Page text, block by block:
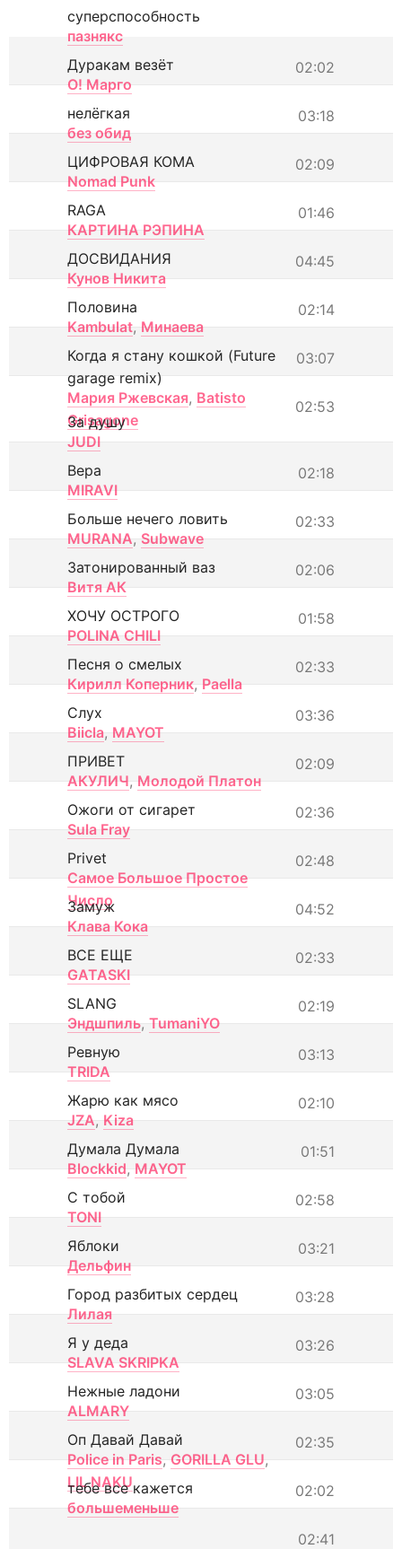
суперспособность
пазнякс
02:02
Дуракам везёт
О! Марго
03:18
нелёгкая
без обид
02:09
ЦИФРОВАЯ КОМА
Nomad Punk
01:46
RAGA
КАРТИНА РЭПИНА
04:45
ДОСВИДАНИЯ
Кунов Никита
02:14
Половина
Kambulat, Минаева
03:07
Когда я стану кошкой (Future
garage remix)
Мария Ржевская, Batisto
Grisagone
02:53
За душу
JUDI
02:18
Вера
MIRAVI
02:33
Больше нечего ловить
MURANA, Subwave
02:06
Затонированный ваз
Витя АК
01:58
ХОЧУ ОСТРОГО
POLINA CHILI
02:33
Песня о смелых
Кирилл Коперник, Paella
03:36
Слух
Biicla, MAYOT
02:09
ПРИВЕТ
АКУЛИЧ, Молодой Платон
02:36
Ожоги от сигарет
Sula Fray
02:48
Privet
Самое Большое Простое
Число
04:52
Замуж
Клава Кока
02:33
ВСЕ ЕЩЕ
GATASKI
02:19
SLANG
Эндшпиль, TumaniYO
03:13
Ревную
TRIDA
02:10
Жарю как мясо
JZA, Kiza
01:51
Думала Думала
Blockkid, MAYOT
02:58
С тобой
TONI
03:21
Яблоки
Дельфин
03:28
Город разбитых сердец
Лилая
03:26
Я у деда
SLAVA SKRIPKA
03:05
Нежные ладони
ALMARY
02:35
Оп Давай Давай
Police in Paris, GORILLA GLU,
LIL NAKU
02:02
тебе все кажется
большеменьше
02:41